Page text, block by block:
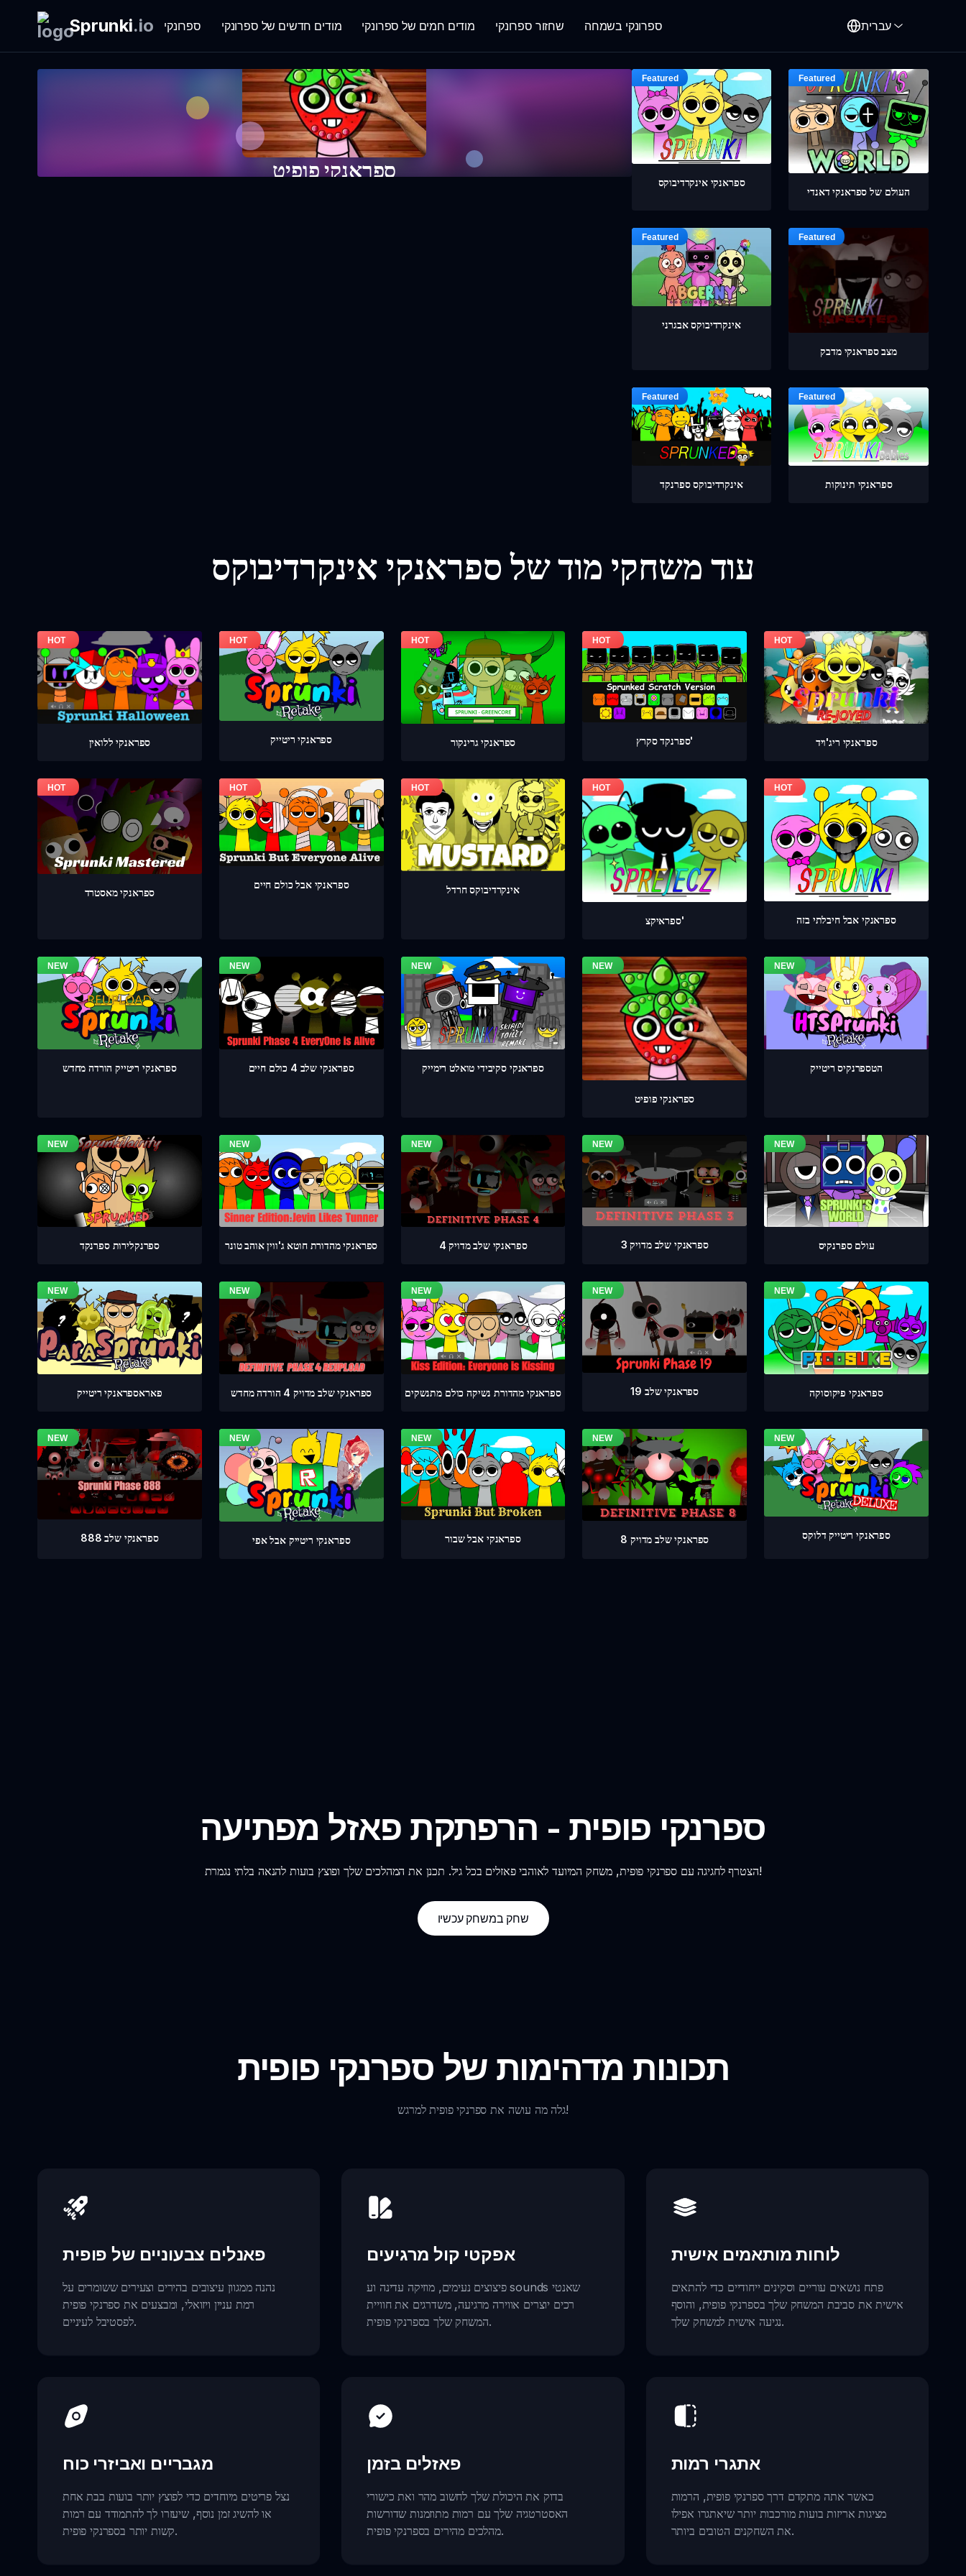
Sprunki.io ספרונקי מודים חדשים של ספרונקי מודים חמים של ספרונקי שחזור ספרונקי ספרונקי בשמחה עברית
ספראנקי פופיט ספראנקי אינקרדיבוקס
העולם של ספראנקי דאנדי
אינקרדיבוקס אבגרני
מצב ספראנקי מדבק
אינקרדיבוקס ספרנקד ספראנקי תינוקות
עוד משחקי מוד של ספראנקי אינקרדיבוקס
ספראנקי ללואין ספראנקי ריטייק ספראנקי גרינקור ספרנקד סקרץ' ספראנקי ריג'ויד
ספראנקי מאסטרד
ספראנקי אבל כולם חיים אינקרדיבוקס חרדל
ספראיקצ' ספראנקי אבל חיבלתי בזה
ספראנקי ריטייק הורדה מחדש ספראנקי שלב 4 כולם חיים ספראנקי סקיבידי טואלט רימייק
ספראנקי פופיט
הטספרנקיס ריטייק
ספרנקלירות ספרנקד ספראנקי מהדורת חוטא ג'ווין אוהב טונר ספראנקי שלב מדויק 4 ספראנקי שלב מדויק 3 עולם ספרנקיס
פאראספראנקי ריטייק ספראנקי שלב מדויק 4 הורדה מחדש ספראנקי מהדורת נשיקה כולם מתנשקים ספראנקי שלב 19 ספראנקי פיקוסוקה
ספראנקי שלב 888 ספראנקי ריטייק אבל אפי ספראנקי אבל שבור ספראנקי שלב מדויק 8 ספראנקי ריטייק דלוקס
ספרנקי פופית - הרפתקת פאזל מפתיעה
הצטרף לחגיגה עם ספרנקי פופית, משחק המיועד לאוהבי פאזלים בכל גיל. תכנן את המהלכים שלך ופוצץ בועות להנאה בלתי נגמרת!
שחק במשחק עכשיו
תכונות מדהימות של ספרנקי פופית
גלה מה עושה את ספרנקי פופית למרגש!
פאנלים צבעוניים של פופית
נהנה ממגוון עיצובים בהירים וצעירים ששומרים על
רמת עניין ויזואלי, ומבצעים את ספרנקי פופית
לפסטיבל לעיניים.
אפקטי קול מרגיעים
פיצוצים נעימים, מוזיקה עדינה וע sounds שאנטי
רכים יוצרים אווירה מרגיעה, משדרגים את חוויית
המשחק שלך בספרנקי פופית.
לוחות מותאמים אישית
פתח נושאים עוריים וסקינים ייחודיים כדי להתאים
אישית את סביבת המשחק שלך בספרנקי פופית, והוסף
נגיעה אישית למשחק שלך.
מגבריים ואביזרי כוח
נצל פריטים מיוחדים כדי לפוצץ יותר בועות בבת אחת
או להשיג זמן נוסף, שיעזרו לך להתמודד עם רמות
קשות יותר בספרנקי פופית.
פאזלים בזמן
בדוק את היכולת שלך לחשוב מהר ואת כישורי
האסטרטגיה שלך עם רמות מתוזמנות שדורשות
מהלכים מהירים בספרנקי פופית.
אתגרי רמות
כאשר אתה מתקדם דרך ספרנקי פופית, הרמות
מציגות אריזות בועות מורכבות יותר שיאתגרו אפילו
את השחקנים הטובים ביותר.